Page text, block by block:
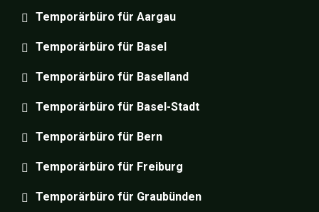
Temporärbüro für Aargau
Temporärbüro für Basel
Temporärbüro für Baselland
Temporärbüro für Basel-Stadt
Temporärbüro für Bern
Temporärbüro für Freiburg
Temporärbüro für Graubünden